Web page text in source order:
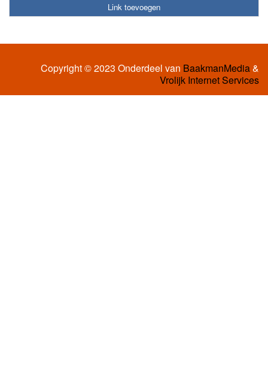
Link toevoegen
Copyright © 2023 Onderdeel van BaakmanMedia&
Vrolijk Internet Services